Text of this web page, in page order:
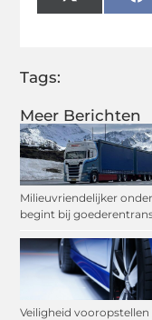
Meer Berichten
Milieuvriendelijker
begint bij
Veiligheid vooropstellen
(Twitter)
Tags: